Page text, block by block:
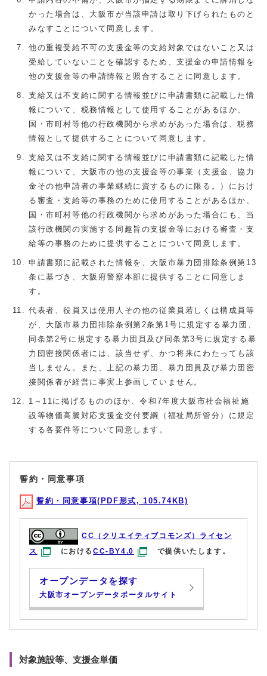
かった場合は、大阪市が当該申請は取り下げられたものと
みなすことについて同意します。
他の重複受給不可の支援金等の支給対象ではないこと又は
受給していないことを確認するため、支援金の申請情報を
他の支援金等の申請情報と照合することに同意します。
支給又は不支給に関する情報並びに申請書類に記載した情
報について、税務情報として使用することがあるほか、
国・市町村等他の行政機関から求めがあった場合は、税務
情報として提供することについて同意します。
支給又は不支給に関する情報並びに申請書類に記載した情
報について、大阪市の他の支援金等の事業（支援金、協力
金その他申請者の事業継続に資するものに限る。）におけ
る審査・支給等の事務のために使用することがあるほか、
国・市町村等他の行政機関から求めがあった場合にも、当
該行政機関の実施する同趣旨の支援金等における審査・支
給等の事務のために提供することについて同意します。
申請書類に記載された情報を、大阪市暴力団排除条例第13
条に基づき、大阪府警察本部に提供することに同意しま
す。
代表者、役員又は使用人その他の従業員若しくは構成員等
が、大阪市暴力団排除条例第2条第1号に規定する暴力団、
同条第2号に規定する暴力団員及び同条第3号に規定する暴
力団密接関係者には、該当せず、かつ将来にわたっても該
当しません。また、上記の暴力団、暴力団員及び暴力団密
接関係者が経営に事実上参画していません。
1～11に掲げるもののほか、令和7年度大阪市社会福祉施
設等物価高騰対応支援金交付要綱（福祉局所管分）に規定
する各要件等について同意します。
誓約・同意事項
誓約・同意事項(PDF形式, 105.74KB)
CC（クリエイティブコモンズ）ライセン
ス
におけるCC-BY4.0 で提供いたします。
オープンデータを探す
大阪市オープンデータポータルサイト
対象施設等、支援金単価